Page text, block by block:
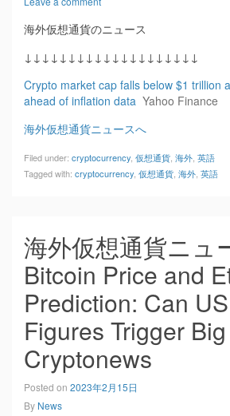
海外仮想通貨のニュース
↓↓↓↓↓↓↓↓↓↓↓↓↓↓↓↓↓↓↓↓
Crypto market cap falls below $1 trillion
ahead of inflation data Yahoo Finance
海外仮想通貨ニュースへ
Filed under: cryptocurrency 仮想通貨 海外 英語
Tagged with: cryptocurrency 仮想通貨 海外 英語
海外仮想通貨ニュ
Bitcoin Price and
Prediction: Can
Figures Trigger
Cryptonews
Posted on 2023年2月15日
By News